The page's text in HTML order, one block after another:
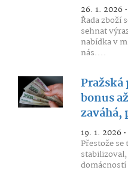
26. 1. 2026 •
Řada zboží
sehnat
nabídka v
nás....
bonus
zaváhá,
19. 1. 2026 •
Přestože